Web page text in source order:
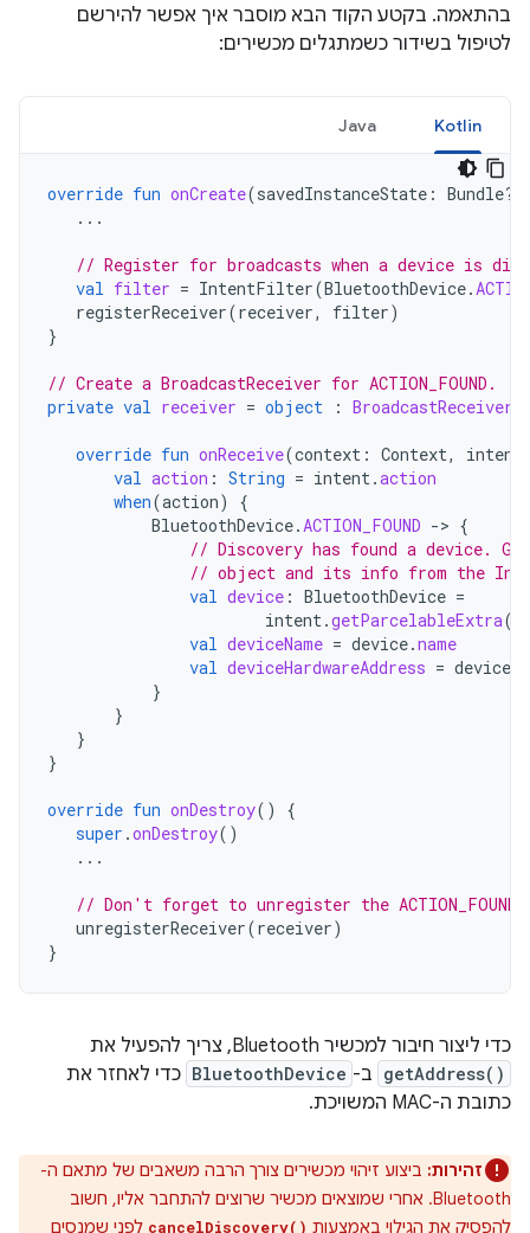
בהתאמה. בקטע הקוד הבא מוסבר איך אפשר להירשם
לטיפול בשידור כשמתגלים מכשירים:
Kotlin
Java
override fun onCreate(savedInstanceState : Bundle?)
...
// Register for broadcasts when a device is
val filter = IntentFilter(BluetoothDevice.
registerReceiver(receiver, filter)
}
// Create a BroadcastReceiver for ACTION_FOUND.
private val receiver = object : BroadcastReceiver
override fun onReceive(context : Context, intent
val action : String = intent.action
when(action)
{
BluetoothDevice.ACTION_FOUND -> {
// Discovery has found a device.
// object and its info from the
val device : BluetoothDevice =
intent.getParcelableExtra(
val deviceName = device.name
val deviceHardwareAddress = device
}
}
}
}
override fun onDestroy()
{
super .onDestroy()
...
// Don't forget to unregister the
unregisterReceiver(receiver)
}
כדי ליצור חיבור למכשיר Bluetooth, צריך להפעיל את
getAddress() ב- BluetoothDevice כדי לאחזר את
כתובת ה-MAC המשויכת.
זהירות: ביצוע זיהוי מכשירים צורך הרבה משאבים של מתאם ה-
Bluetooth. אחרי שמוצאים מכשיר שרוצים להתחבר אליו, חשוב
להפסיק את הגילוי באמצעות cancelDiscovery() לפני שמנסים